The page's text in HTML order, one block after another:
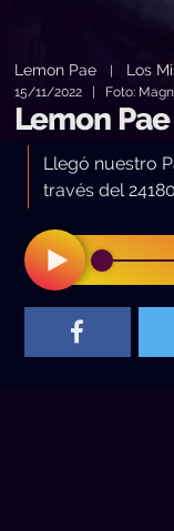
Lemon Pae Los
15/11/2022 | Foto:
Lemon
Llegó nuestro
través del